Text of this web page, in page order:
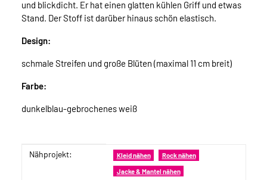
und blickdicht. Er hat einen glatten kühlen Griff und etwas
Stand. Der Stoff ist darüber hinaus schön elastisch.
Design:
schmale Streifen und große Blüten (maximal 11 cm breit)
Farbe:
dunkelblau-gebrochenes weiß
Produkteigenschaft
Wert
Nähprojekt: Kleid nähen Rock nähen
Jacke & Mantel nähen